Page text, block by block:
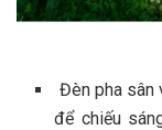
Đèn pha sân
để chiếu